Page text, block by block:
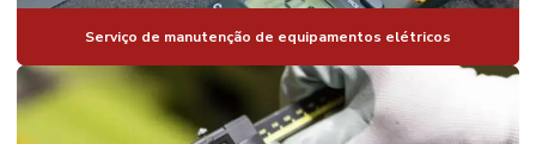
Serviço de manutenção de equipamentos elétricos